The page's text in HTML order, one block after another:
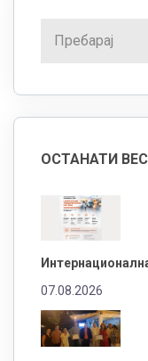
ОСТАНАТИ
07.08.2026